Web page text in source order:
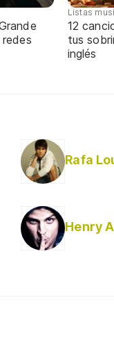
Listas
12
tus
inglés
Rafa
Henry